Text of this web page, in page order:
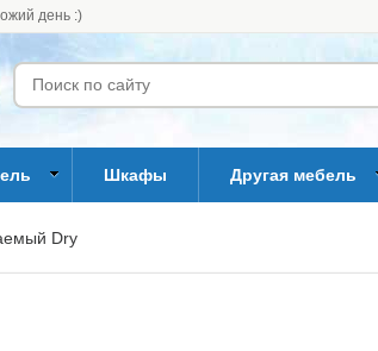
день :)
Шкафы Другая мебель
Dry